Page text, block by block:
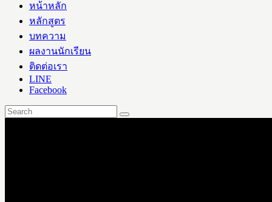
หน้าหลัก
หลักสูตร
บทความ
ผลงานนักเรียน
ติดต่อเรา
LINE
Facebook